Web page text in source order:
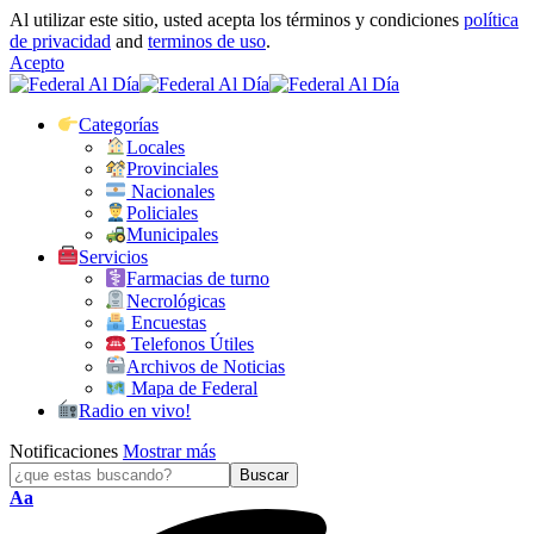
Al utilizar este sitio, usted acepta los términos y condiciones política
de privacidad and terminos de uso.
Acepto
Categorías
Locales
Provinciales
Nacionales
Policiales
Municipales
Servicios
Farmacias de turno
Necrológicas
Encuestas
Telefonos Útiles
Archivos de Noticias
Mapa de Federal
Radio en vivo!
Notificaciones Mostrar más
Tamaño
Aa